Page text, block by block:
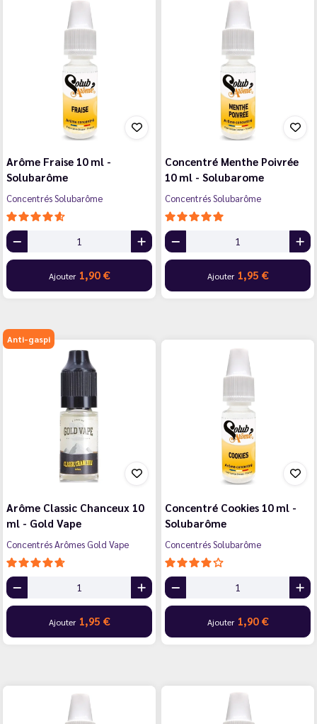
Arôme Fraise 10 ml -
Solubarôme
Concentrés Solubarôme
Ajouter 1,90 €
Concentré Menthe Poivrée
10 ml - Solubarome
Concentrés Solubarôme
Ajouter 1,95 €
Anti-gaspi
Arôme Classic Chanceux 10
ml - Gold Vape
Concentrés Arômes Gold Vape
Ajouter 1,95 €
Concentré Cookies 10 ml -
Solubarôme
Concentrés Solubarôme
Ajouter 1,90 €